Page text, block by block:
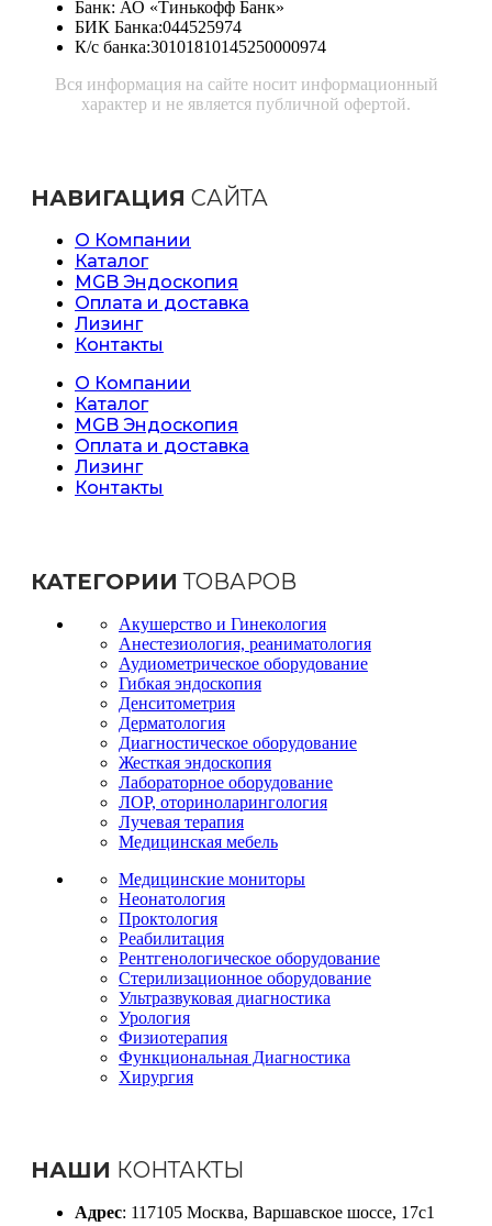
Банк: АО «Тинькофф Банк»
БИК Банка:044525974
К/с банка:30101810145250000974
Вся информация на сайте носит информационный
характер и не является публичной офертой.
НАВИГАЦИЯ САЙТА
О Компании
Каталог
MGB Эндоскопия
Оплата и доставка
Лизинг
Контакты
О Компании
Каталог
MGB Эндоскопия
Оплата и доставка
Лизинг
Контакты
КАТЕГОРИИ ТОВАРОВ
Акушерство и Гинекология
Анестезиология, реаниматология
Аудиометрическое оборудование
Гибкая эндоскопия
Денситометрия
Дерматология
Диагностическое оборудование
Жесткая эндоскопия
Лабораторное оборудование
ЛОР, оториноларингология
Лучевая терапия
Медицинская мебель
Медицинские мониторы
Неонатология
Проктология
Реабилитация
Рентгенологическое оборудование
Стерилизационное оборудование
Ультразвуковая диагностика
Урология
Физиотерапия
Функциональная Диагностика
Хирургия
НАШИ КОНТАКТЫ
Адрес: 117105 Москва, Варшавское шоссе, 17с1